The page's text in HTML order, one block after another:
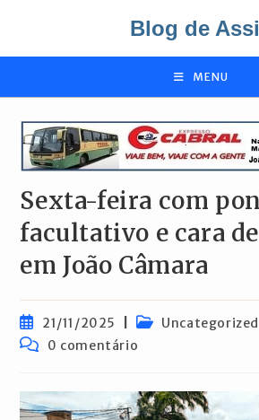
o
Blog de
MENU
Sexta-feira com
facultativo e cara
em João Câmara
Post
publicado:
21/11/2025
Categoria
post:
Uncategorized
Comentários
0 comentário